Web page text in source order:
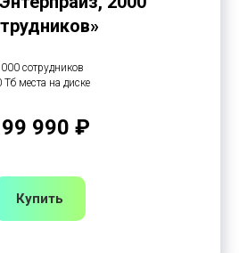
сотрудников
Тб места на диске
990 ₽
Купить